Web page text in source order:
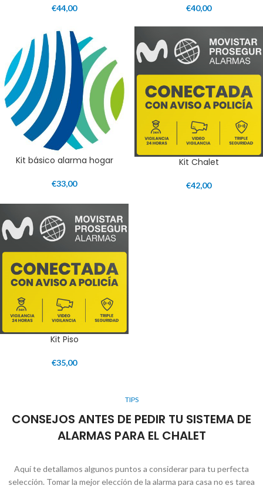
€44,00 €40,00
Kit básico alarma hogar
€33,00
Kit Chalet
€42,00
Kit Piso
€35,00
TIPS
CONSEJOS ANTES DE PEDIR TU SISTEMA DE
ALARMAS PARA EL CHALET
Aquí te detallamos algunos puntos a considerar para tu perfecta
selección. Tomar la mejor elección de la alarma para casa no es tarea